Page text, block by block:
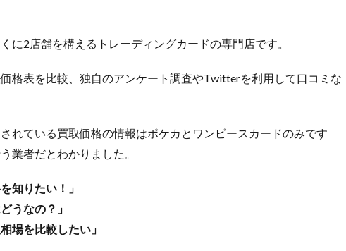
に2店舗を構えるトレーディングカードの専門店です。
格表を比較、独自のアンケート調査やTwitterを利用して口コミな
れている買取価格の情報はポケカとワンピースカードのみです
業者だとわかりました。
知りたい！」
うなの？」
場を比較したい」